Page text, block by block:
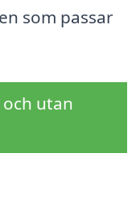
som passar
utan